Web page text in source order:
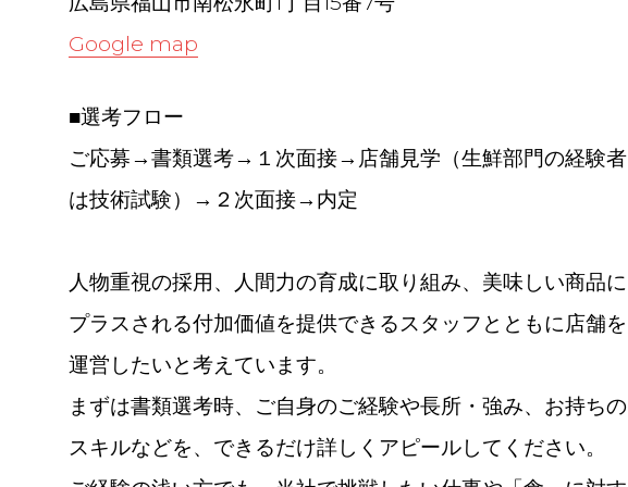
Google map
■選考フロー
ご応募→書類選考→１次面接→店舗見学（生鮮部門の経験者
は技術試験）→２次面接→内定
人物重視の採用、人間力の育成に取り組み、美味しい商品に
プラスされる付加価値を提供できるスタッフとともに店舗を
運営したいと考えています。
まずは書類選考時、ご自身のご経験や長所・強み、お持ちの
スキルなどを、できるだけ詳しくアピールしてください。